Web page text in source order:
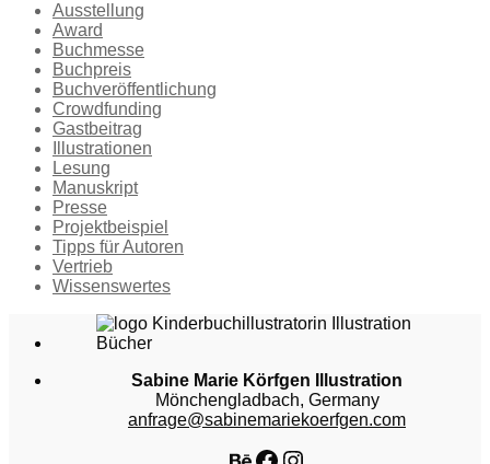
Ausstellung
Award
Buchmesse
Buchpreis
Buchveröffentlichung
Crowdfunding
Gastbeitrag
Illustrationen
Lesung
Manuskript
Presse
Projektbeispiel
Tipps für Autoren
Vertrieb
Wissenswertes
Sabine Marie Körfgen Illustration
Mönchengladbach, Germany
anfrage@sabinemariekoerfgen.com